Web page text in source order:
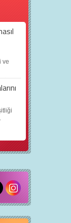
ve